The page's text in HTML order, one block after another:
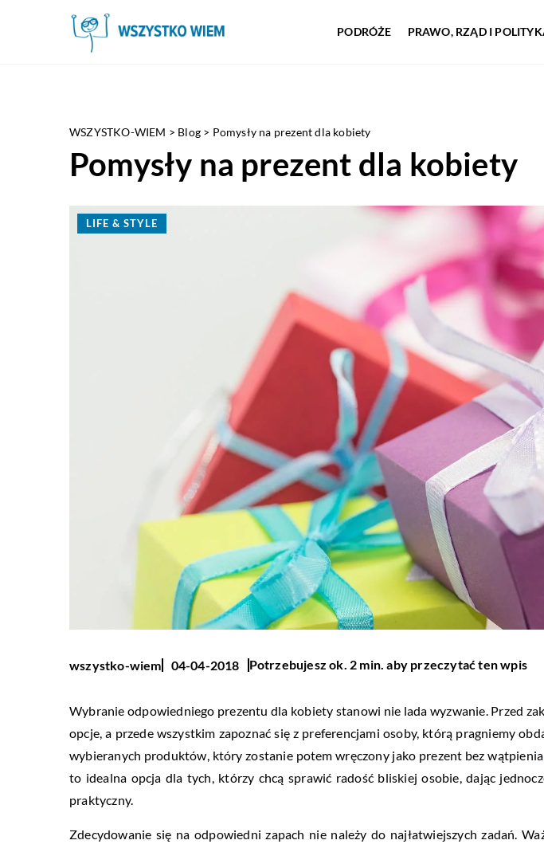
PODRÓŻE PRAWO, RZĄD I
WSZYSTKO-WIEM > Blog > Pomysły na prezent dla kobiety
Pomysły na prezent dla kobiety
LIFE & STYLE
wszystko-wiem 04-04-2018 Potrzebujesz ok. 2 min. aby przeczytać ten wpis
Wybranie odpowiedniego prezentu dla kobiety stanowi nie lada wyzwanie. Przed
opcje, a przede wszystkim zapoznać się z preferencjami osoby, którą pragniemy
wybieranych produktów, który zostanie potem wręczony jako prezent bez wątpienia
to idealna opcja dla tych, którzy chcą sprawić radość bliskiej osobie, dając
praktyczny.
Zdecydowanie się na odpowiedni zapach nie należy do najłatwiejszych zadań.